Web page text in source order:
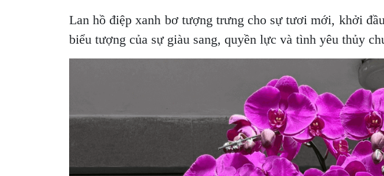
Lan hồ điệp xanh bơ tượng trưng cho sự tươi mới, khởi
biểu tượng của sự giàu sang, quyền lực và tình yêu thủy